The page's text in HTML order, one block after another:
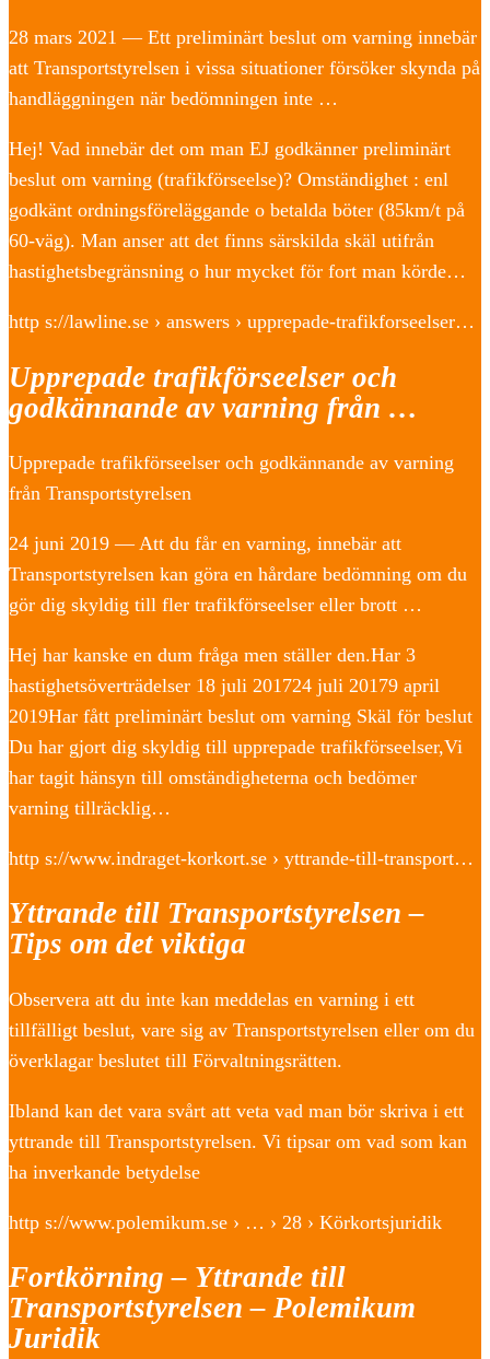
28 mars 2021 — Ett preliminärt beslut om varning innebär
att Transportstyrelsen i vissa situationer försöker skynda på
handläggningen när bedömningen inte …
Hej! Vad innebär det om man EJ godkänner preliminärt
beslut om varning (trafikförseelse)? Omständighet : enl
godkänt ordningsföreläggande o betalda böter (85km/t på
60-väg). Man anser att det finns särskilda skäl utifrån
hastighetsbegränsning o hur mycket för fort man körde…
http s://lawline.se › answers › upprepade-trafikforseelser…
Upprepade trafikförseelser och
godkännande av varning från …
Upprepade trafikförseelser och godkännande av varning
från Transportstyrelsen
24 juni 2019 — Att du får en varning, innebär att
Transportstyrelsen kan göra en hårdare bedömning om du
gör dig skyldig till fler trafikförseelser eller brott …
Hej har kanske en dum fråga men ställer den.Har 3
hastighetsöverträdelser 18 juli 201724 juli 20179 april
2019Har fått preliminärt beslut om varning Skäl för beslut
Du har gjort dig skyldig till upprepade trafikförseelser,Vi
har tagit hänsyn till omständigheterna och bedömer
varning tillräcklig…
http s://www.indraget-korkort.se › yttrande-till-transport…
Yttrande till Transportstyrelsen –
Tips om det viktiga
Observera att du inte kan meddelas en varning i ett
tillfälligt beslut, vare sig av Transportstyrelsen eller om du
överklagar beslutet till Förvaltningsrätten.
Ibland kan det vara svårt att veta vad man bör skriva i ett
yttrande till Transportstyrelsen. Vi tipsar om vad som kan
ha inverkande betydelse
http s://www.polemikum.se › … › 28 › Körkortsjuridik
Fortkörning – Yttrande till
Transportstyrelsen – Polemikum
Juridik